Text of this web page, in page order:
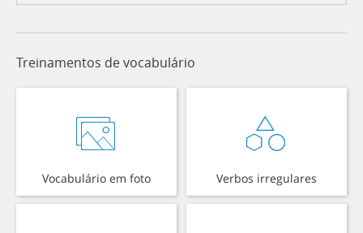
Treinamentos de vocabulário
Vocabulário em foto Verbos irregulares